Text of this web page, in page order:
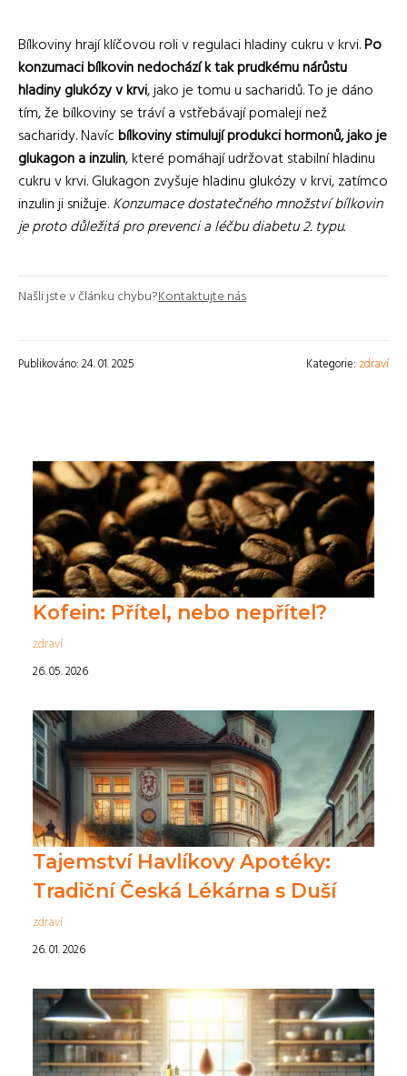
Bílkoviny hrají klíčovou roli v regulaci hladiny cukru v krvi.Po
konzumaci bílkovin nedochází k tak prudkému nárůstu
hladiny glukózy v krvi, jako je tomu u sacharidů. To je dáno
tím, že bílkoviny se tráví a vstřebávají pomaleji než
sacharidy. Navícbílkoviny stimulují produkci hormonů, jako je
glukagon a inzulin, které pomáhají udržovat stabilní hladinu
cukru v krvi. Glukagon zvyšuje hladinu glukózy v krvi, zatímco
inzulin ji snižuje.Konzumace dostatečného množství bílkovin
je proto důležitá pro prevenci a léčbu diabetu 2. typu.
Našli jste v článku chybu?Kontaktujte nás
Publikováno: 24. 01. 2025 Kategorie: zdraví
Kofein: Přítel, nebo nepřítel?
zdraví
26. 05. 2026
Tajemství Havlíkovy Apotéky:
Tradiční Česká Lékárna s Duší
zdraví
26. 01. 2026